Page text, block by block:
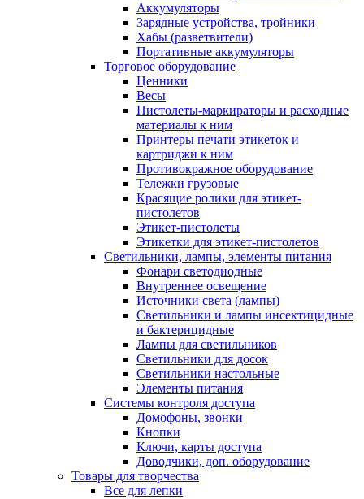
Аккумуляторы
Зарядные устройства, тройники
Хабы (разветвители)
Портативные аккумуляторы
Торговое оборудование
Ценники
Весы
Пистолеты-маркираторы и расходные
материалы к ним
Принтеры печати этикеток и
картриджи к ним
Противокражное оборудование
Тележки грузовые
Красящие ролики для этикет-
пистолетов
Этикет-пистолеты
Этикетки для этикет-пистолетов
Светильники, лампы, элементы питания
Фонари светодиодные
Внутреннее освещение
Источники света (лампы)
Светильники и лампы инсектицидные
и бактерицидные
Лампы для светильников
Светильники для досок
Светильники настольные
Элементы питания
Системы контроля доступа
Домофоны, звонки
Кнопки
Ключи, карты доступа
Доводчики, доп. оборудование
Товары для творчества
Все для лепки